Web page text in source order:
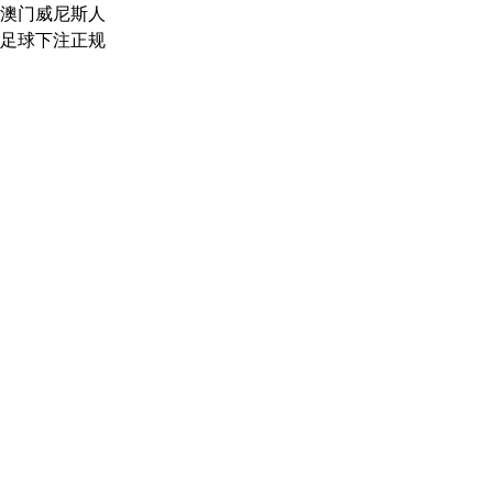
澳门威尼斯人
足球下注正规